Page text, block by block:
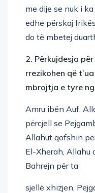
me dije se nuk i
edhe përskaj
do të mbetej
2. Përkujdesja
rrezikohen që
mbrojtja e tyre
Amru ibën Auf,
përcjell se
Allahut qofshin
El-Xherah, Allahu
Bahrejn për ta
sjellë xhizjen.